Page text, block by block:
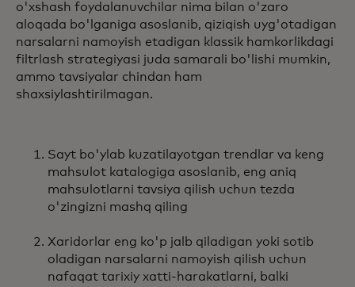
o'xshash foydalanuvchilar nima bilan o'zaro
aloqada bo'lganiga asoslanib, qiziqish uyg'otadigan
narsalarni namoyish etadigan klassik hamkorlikdagi
filtrlash strategiyasi juda samarali bo'lishi mumkin,
ammo tavsiyalar chindan ham
shaxsiylashtirilmagan.
Sayt bo'ylab kuzatilayotgan trendlar va keng
mahsulot katalogiga asoslanib, eng aniq
mahsulotlarni tavsiya qilish uchun tezda
o'zingizni mashq qiling
Xaridorlar eng ko'p jalb qiladigan yoki sotib
oladigan narsalarni namoyish qilish uchun
nafaqat tarixiy xatti-harakatlarni, balki